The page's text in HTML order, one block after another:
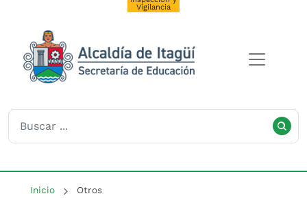
Vigilancia
Inicio
Otros